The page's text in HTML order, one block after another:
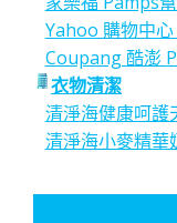
Yahoo 購物中
Coupang 酷澎
衣物清潔
清淨海健康呵護
清淨海小麥精華